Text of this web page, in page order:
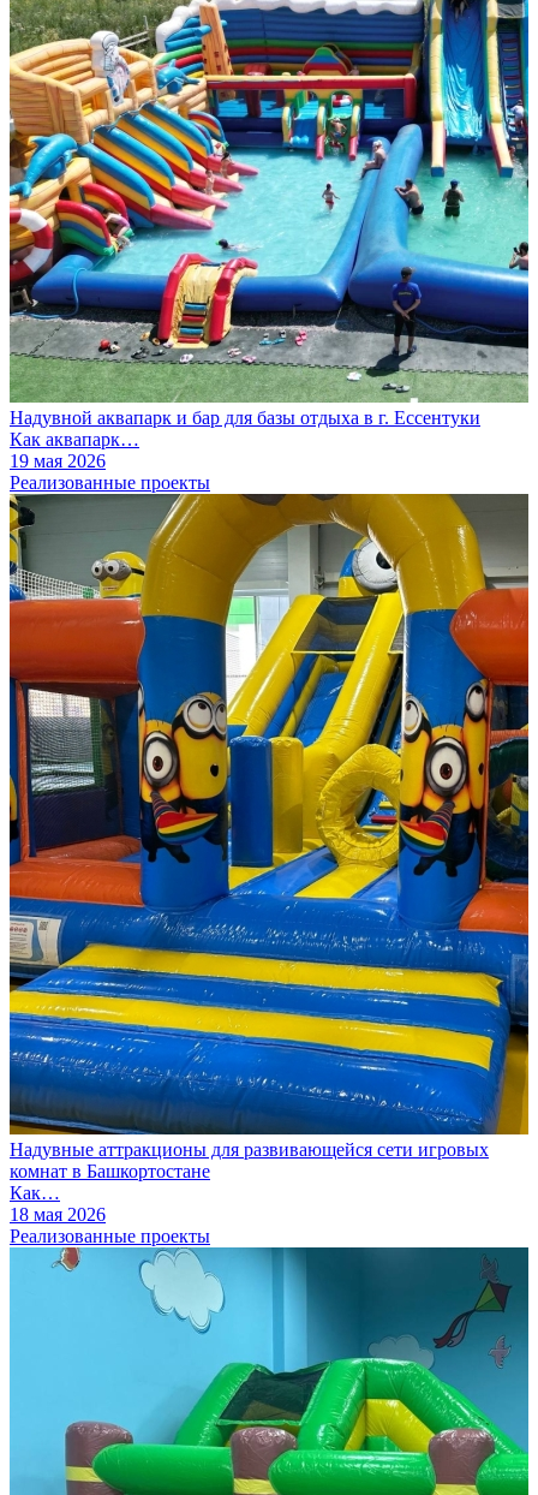
Надувной аквапарк и бар для базы отдыха в г. Ессентуки
Как аквапарк…
19 мая 2026
Реализованные проекты
Надувные аттракционы для развивающейся сети игровых
комнат в Башкортостане
Как…
18 мая 2026
Реализованные проекты